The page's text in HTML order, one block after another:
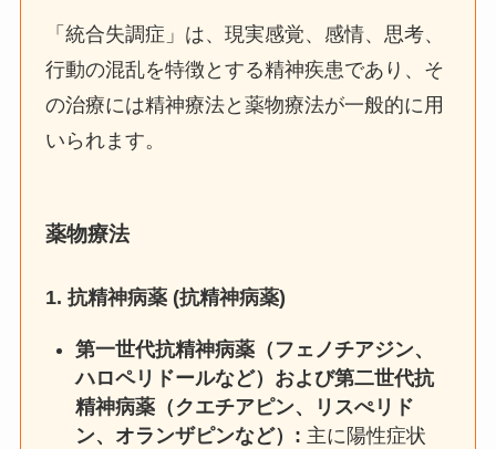
「統合失調症」は、現実感覚、感情、思考、
行動の混乱を特徴とする精神疾患であり、そ
の治療には精神療法と薬物療法が一般的に用
いられます。
薬物療法
1.抗精神病薬 (抗精神病薬)
第一世代抗精神病薬（フェノチアジン、
ハロペリドールなど）および第二世代抗
精神病薬（クエチアピン、リスぺリド
ン、オランザピンなど）: 主に陽性症状